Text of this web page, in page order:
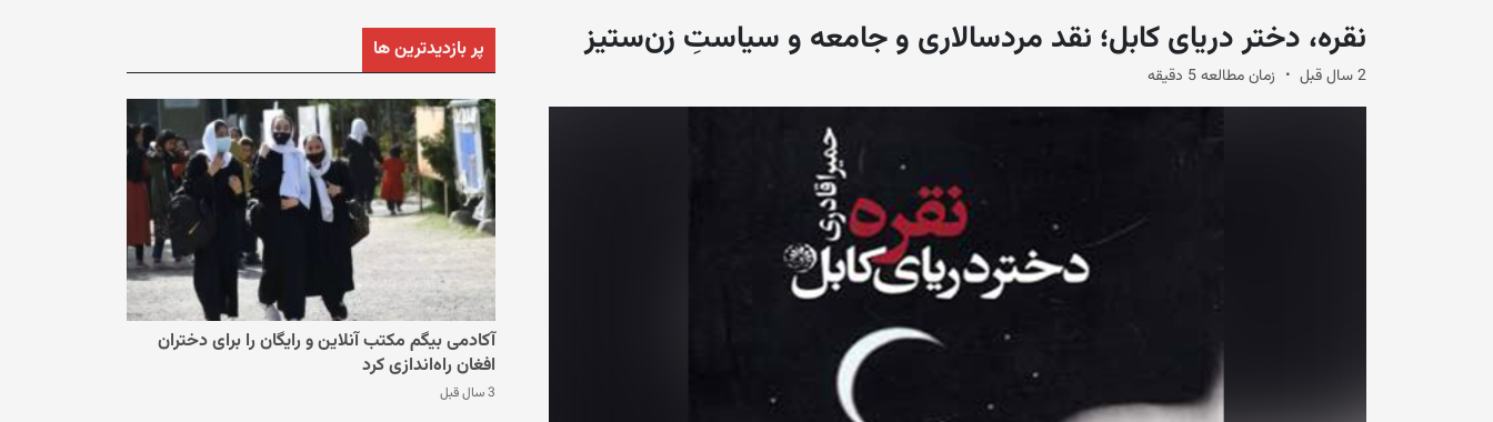
نقره، دختر دریای کابل‌؛ نقد ‌‌‌مردسالاری و جامعه و سیاستِ زن‌ستیز
2 سال قبل زمان مطالعه 5 دقیقه
پر بازدیدترین ها
آکادمی بیگم مکتب آنلاین و رایگان را برای دختران
افغان راه‌اندازی کرد
3 سال قبل